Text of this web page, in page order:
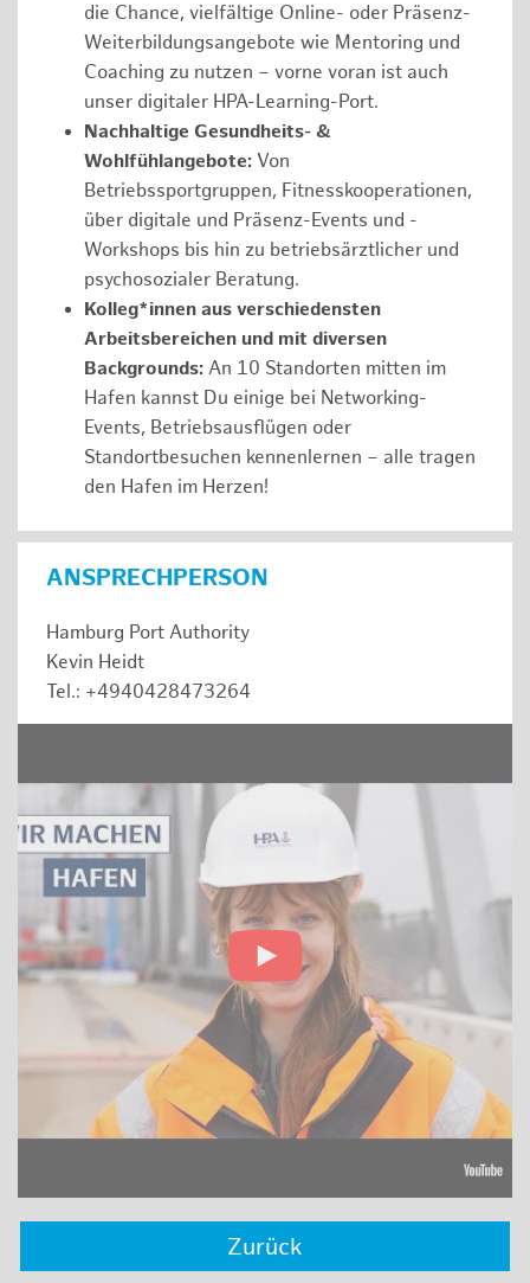
die Chance, vielfältige Online- oder Präsenz-
Weiterbildungsangebote wie Mentoring und
Coaching zu nutzen – vorne voran ist auch
unser digitaler HPA-Learning-Port.
Nachhaltige Gesundheits- &
Wohlfühlangebote: Von
Betriebssportgruppen, Fitnesskooperationen,
über digitale und Präsenz-Events und -
Workshops bis hin zu betriebsärztlicher und
psychosozialer Beratung.
Kolleg*innen aus verschiedensten
Arbeitsbereichen und mit diversen
Backgrounds: An 10 Standorten mitten im
Hafen kannst Du einige bei Networking-
Events, Betriebsausflügen oder
Standortbesuchen kennenlernen – alle tragen
den Hafen im Herzen!
ANSPRECHPERSON
Hamburg Port Authority
Kevin Heidt
Tel.: +4940428473264
Zurück